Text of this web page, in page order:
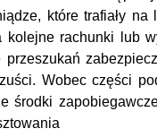
które trafiały na
kolejne rachunki lub
Wobec części
środki